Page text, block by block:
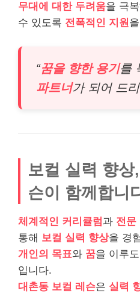
무대에 대한 두려움을 극
수 있도록 전폭적인 지원
“꿈을 향한 용기를
파트너가 되어 드
보컬 실력 향상
슨이 함께합니
체계적인 커리큘럼 과 전문
통해 보컬 실력 향상을 경
개인의 목표와 꿈을 이루
입니다.
대촌동 보컬 레슨은 실력